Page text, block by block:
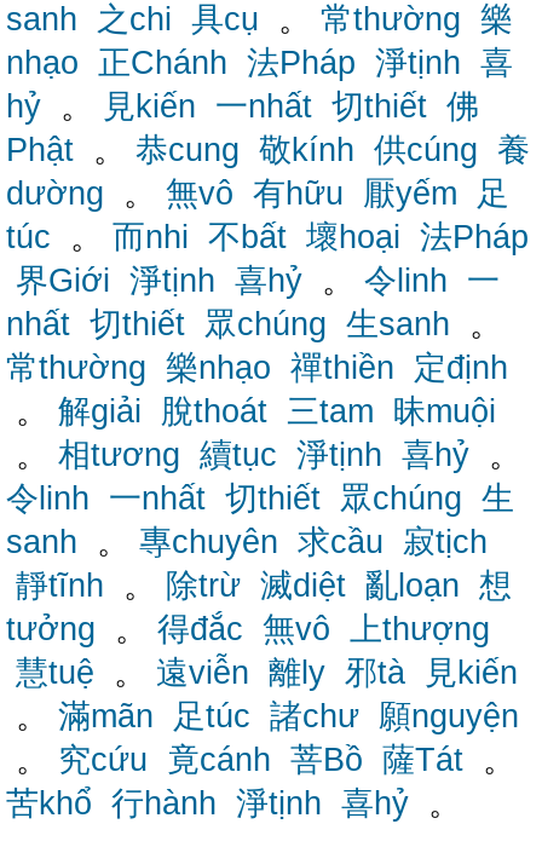
sanh
之chi 具cụ 。 常thường 樂
nhạo 正Chánh 法Pháp 淨tịnh 喜
hỷ 。 見kiến 一nhất 切thiết 佛
Phật 。 恭cung 敬kính 供cúng 養
dường 。 無vô 有hữu 厭yếm
足
túc 。 而nhi 不bất 壞hoại 法Pháp
界Giới 淨tịnh 喜hỷ 。 令linh 一
nhất 切thiết 眾chúng 生sanh 。
常thường 樂nhạo 禪thiền
定định
。 解giải 脫thoát 三tam 昧muội
。 相tương 續tục 淨tịnh 喜hỷ 。
令linh 一nhất 切thiết 眾chúng 生
sanh 。 專chuyên 求cầu 寂tịch
靜tĩnh 。 除trừ 滅diệt 亂loạn 想
tưởng 。 得đắc 無vô 上thượng
慧tuệ 。 遠viễn 離ly 邪tà
見kiến
。 滿mãn 足túc 諸chư 願nguyện
。 究cứu 竟cánh 菩Bồ 薩Tát 。
苦khổ 行hành 淨tịnh 喜hỷ 。